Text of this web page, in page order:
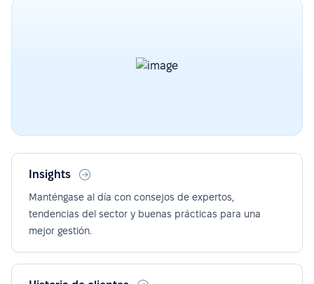
Insights
Manténgase al día con consejos de expertos,
tendencias del sector y buenas prácticas para una
mejor gestión.